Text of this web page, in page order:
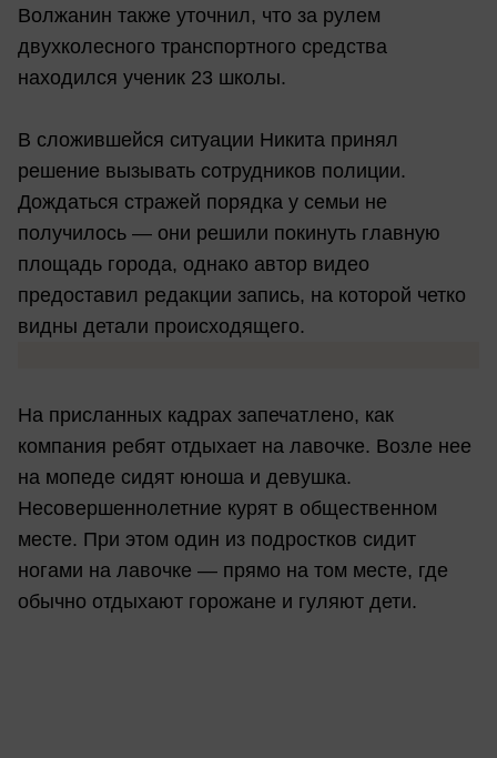
Волжанин также уточнил, что за рулем
двухколесного транспортного средства
находился ученик 23 школы.
В сложившейся ситуации Никита принял
решение вызывать сотрудников полиции.
Дождаться стражей порядка у семьи не
получилось — они решили покинуть главную
площадь города, однако автор видео
предоставил редакции запись, на которой четко
видны детали происходящего.
На присланных кадрах запечатлено, как
компания ребят отдыхает на лавочке. Возле нее
на мопеде сидят юноша и девушка.
Несовершеннолетние курят в общественном
месте. При этом один из подростков сидит
ногами на лавочке — прямо на том месте, где
обычно отдыхают горожане и гуляют дети.